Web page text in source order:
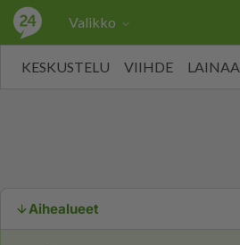
Valikko
KESKUSTELU VIIHDE LAINAA
Aihealueet